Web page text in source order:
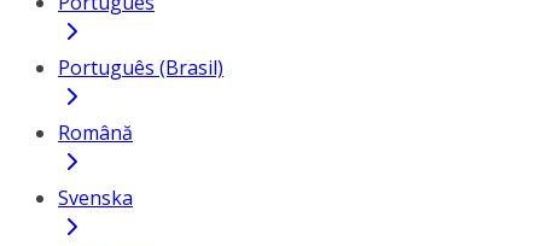
Português (Brasil)
Română
Svenska